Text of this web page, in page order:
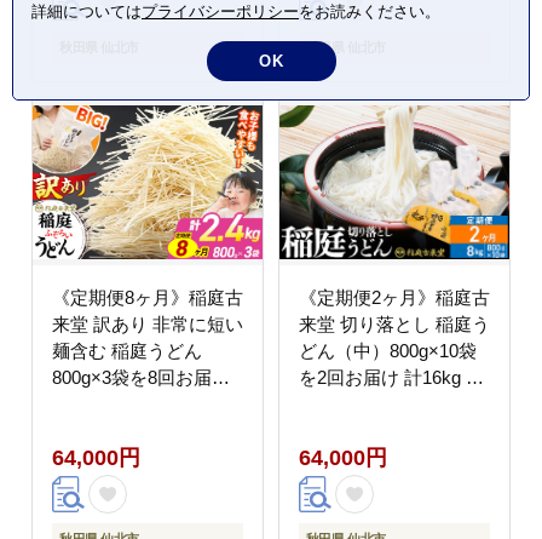
ット手間なし ご当地 お
取り寄せ 手綯 てない
稲庭饂飩 10か月 10ヵ
月 10カ月 10ケ月]
秋田県 仙北市
《定期便8ヶ月》稲庭古
来堂 訳あり 非常に短い
麺含む 稲庭うどん
800g×3袋を8回お届け
干麺 干し麺 細麺 無添
加 時短 離乳食 介護食
カット手間なし ご当地
64,000円
《定期便2ヶ月》稲庭古
来堂 切り落とし 稲庭う
どん（中）800g×10袋
を2回お届け 計16kg 伝
細麺 無添加 防災 災害
備蓄 ローリングストッ
ク ご当地 お取り寄せ
64,000円
詳細についてはプライバシーポリシーをお読みください。
OK